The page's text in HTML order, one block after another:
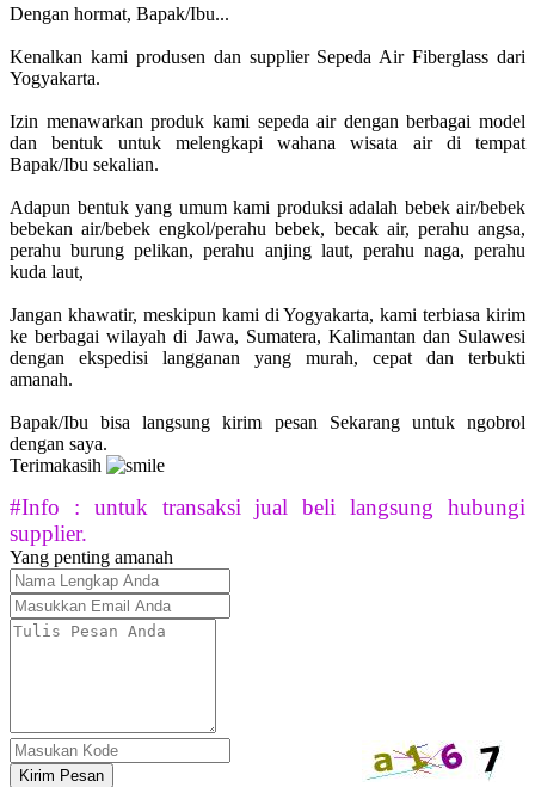
Dengan hormat, Bapak/Ibu...
Kenalkan kami produsen dan supplier Sepeda Air Fiberglass dari
Yogyakarta.
Izin menawarkan produk kami sepeda air dengan berbagai model
dan bentuk untuk melengkapi wahana wisata air di tempat
Bapak/Ibu sekalian.
Adapun bentuk yang umum kami produksi adalah bebek air/bebek
bebekan air/bebek engkol/perahu bebek, becak air, perahu angsa,
perahu burung pelikan, perahu anjing laut, perahu naga, perahu
kuda laut,
Jangan khawatir, meskipun kami di Yogyakarta, kami terbiasa kirim
ke berbagai wilayah di Jawa, Sumatera, Kalimantan dan Sulawesi
dengan ekspedisi langganan yang murah, cepat dan terbukti
amanah.
Bapak/Ibu bisa langsung kirim pesan Sekarang untuk ngobrol
dengan saya.
Terimakasih
#Info : untuk transaksi jual beli langsung hubungi
supplier.
Yang penting amanah
Kirim Pesan